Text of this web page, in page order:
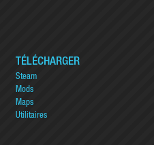
TÉLÉCHARGER
Steam
Mods
Maps
Utilitaires